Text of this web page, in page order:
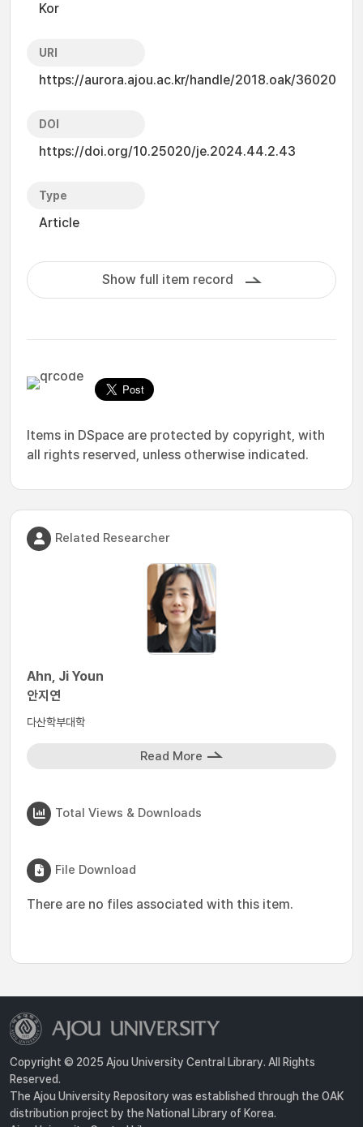
Kor
URI
https://aurora.ajou.ac.kr/handle/2018.oak/36020
DOI
https://doi.org/10.25020/je.2024.44.2.43
Type
Article
Show full item record
Items in DSpace are protected by copyright, with
all rights reserved, unless otherwise indicated.
Related Researcher
Ahn, Ji Youn
안지연
다산학부대학
Read More
Total Views & Downloads
File Download
There are no files associated with this item.
Copyright © 2025 Ajou University Central Library. All Rights
Reserved.
The Ajou University Repository was established through the OAK
distribution project by the National Library of Korea.